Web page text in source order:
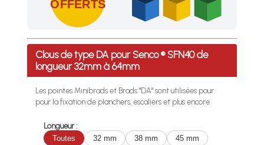
OFFERTS
Profitez des Frais de port offerts en France
Clous de type DA pour Senco ® SFN40 de
longueur 32mm à 64mm
Les pointes Minibrads et Brads "DA" sont utilisées pour
pour la fixation de planchers, escaliers et plus encore.
Longueur :
Toutes
32 mm 38 mm
45 mm